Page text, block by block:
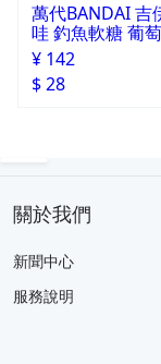
萬代BANDAI 吉
哇 釣魚軟糖 葡
打 14g
¥ 142
$ 28
關於我們
新聞中心
服務說明